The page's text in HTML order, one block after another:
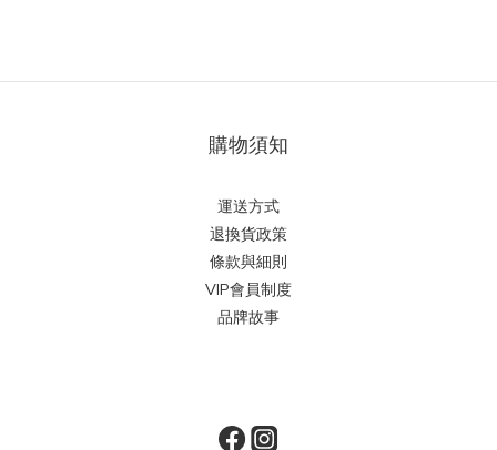
購物須知
運送方式
退換貨政策
條款與細則
VIP會員制度
品牌故事